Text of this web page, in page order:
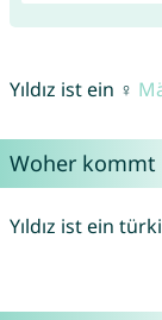
Yıldız ist ein ♀
Woher kommt
Yıldız ist ein